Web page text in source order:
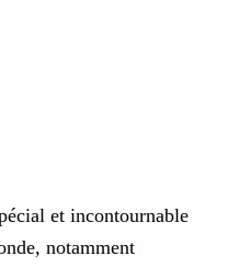
et incontournable
notamment